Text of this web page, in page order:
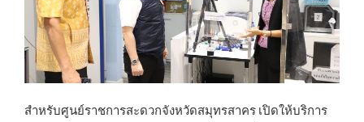
สำหรับศูนย์ราชการสะดวกจังหวัดสมุทรสาคร เปิดให้บริการ